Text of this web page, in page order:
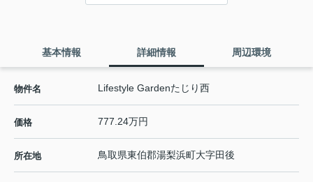
基本情報 詳細情報 周辺環境
物件名 Lifestyle Gardenたじり西
価格 777.24万円
所在地 鳥取県東伯郡湯梨浜町大字田後